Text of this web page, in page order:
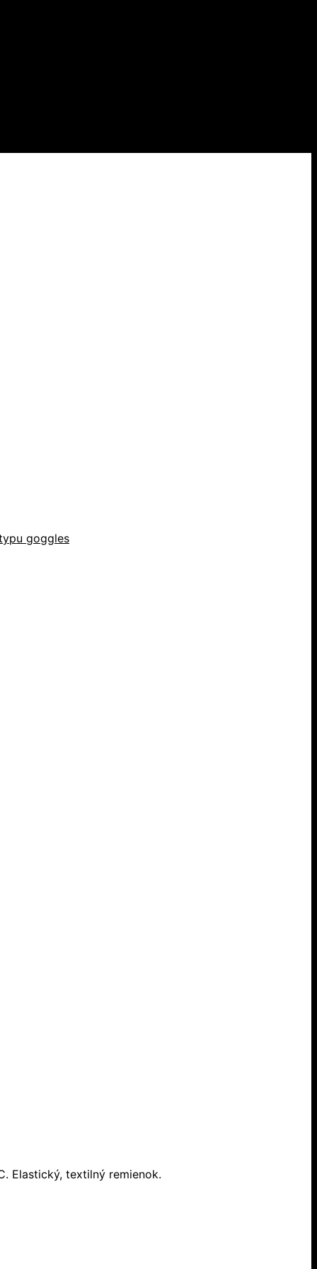
goggles
Elastický, textilný remienok.